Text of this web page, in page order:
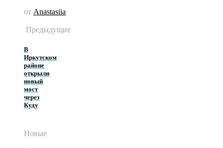
от Anastasiia
Предыдущие
В
Иркутском
районе
открыли
новый
мост
через
Куду
Новые